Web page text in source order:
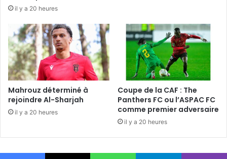
il y a 20 heures
Mahrouz déterminé à
rejoindre Al-Sharjah
il y a 20 heures
Coupe de la CAF : The
Panthers FC ou l’ASPAC FC
comme premier adversaire
il y a 20 heures